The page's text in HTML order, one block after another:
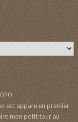
est apparu en premier
mon petit tour au